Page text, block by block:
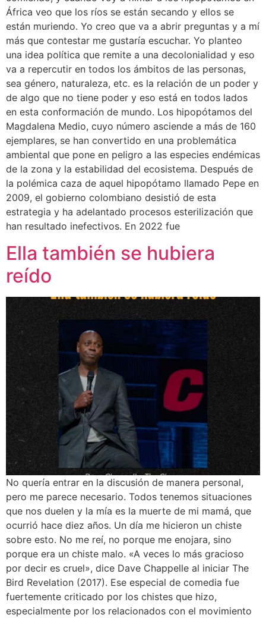
África veo que los ríos se están secando y ellos se
están muriendo. Yo creo que va a abrir preguntas y a mí
más que contestar me gustaría escuchar. Yo planteo
una idea política que remite a una decolonialidad y eso
va a repercutir en todos los ámbitos de las personas,
sea género, naturaleza, etc. es la relación de un poder y
de algo que no tiene poder y eso está en todos lados
en esta conformación de mundo. Los hipopótamos del
Magdalena Medio, cuyo número asciende a más de 160
ejemplares, se han convertido en una problemática
ambiental que pone en peligro a las especies endémicas
de la zona y la estabilidad del ecosistema. Después de
la polémica caza de aquel hipopótamo llamado Pepe en
2009, el gobierno colombiano desistió de esta
estrategia y ha adelantado procesos esterilización que
han resultado inefectivos. En 2022 fue
Ella también se hubiera
reído
No quería entrar en la discusión de manera personal,
pero me parece necesario. Todos tenemos situaciones
que nos duelen y la mía es la muerte de mi mamá, que
ocurrió hace diez años. Un día me hicieron un chiste
sobre esto. No me reí, no porque me enojara, sino
porque era un chiste malo. «A veces lo más gracioso
por decir es cruel», dice Dave Chappelle al iniciar The
Bird Revelation (2017). Ese especial de comedia fue
fuertemente criticado por los chistes que hizo,
especialmente por los relacionados con el movimiento